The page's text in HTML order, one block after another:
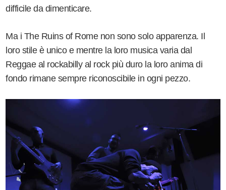
difficile da dimenticare.
Ma i The Ruins of Rome non sono solo apparenza. Il
loro stile è unico e mentre la loro musica varia dal
Reggae al rockabilly al rock più duro la loro anima di
fondo rimane sempre riconoscibile in ogni pezzo.